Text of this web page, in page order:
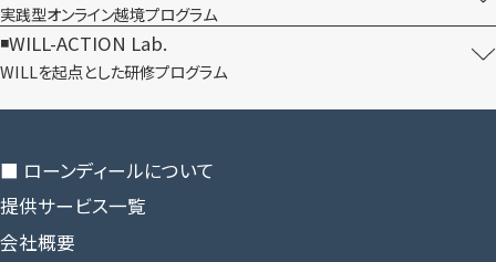
実践型オンライン​越境プログラム
WILL-ACTION Lab.
WILLを​起点とした​研修プログラム
■ ローンディールに​ついて
提供サービス一覧
会社概要